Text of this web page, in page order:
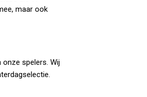
maar ook
spelers. Wij